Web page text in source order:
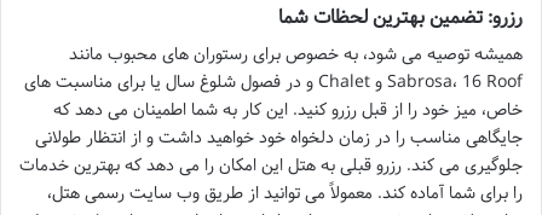
رزرو: تضمین بهترین لحظات شما
همیشه توصیه می شود، به خصوص برای رستوران های محبوب مانند
Sabrosa، 16 Roof و Chalet و در فصول شلوغ سال یا برای مناسبت های
خاص، میز خود را از قبل رزرو کنید. این کار به شما اطمینان می دهد که
جایگاهی مناسب را در زمان دلخواه خود خواهید داشت و از انتظار طولانی
جلوگیری می کند. رزرو قبلی به هتل این امکان را می دهد که بهترین خدمات
را برای شما آماده کند. معمولاً می توانید از طریق وب سایت رسمی هتل،